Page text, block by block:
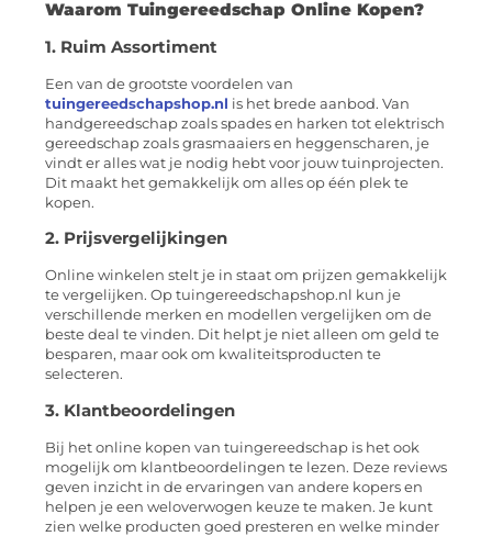
Waarom Tuingereedschap Online Kopen?
1. Ruim Assortiment
Een van de grootste voordelen van
tuingereedschapshop.nl is het brede aanbod. Van
handgereedschap zoals spades en harken tot elektrisch
gereedschap zoals grasmaaiers en heggenscharen, je
vindt er alles wat je nodig hebt voor jouw tuinprojecten.
Dit maakt het gemakkelijk om alles op één plek te
kopen.
2. Prijsvergelijkingen
Online winkelen stelt je in staat om prijzen gemakkelijk
te vergelijken. Op tuingereedschapshop.nl kun je
verschillende merken en modellen vergelijken om de
beste deal te vinden. Dit helpt je niet alleen om geld te
besparen, maar ook om kwaliteitsproducten te
selecteren.
3. Klantbeoordelingen
Bij het online kopen van tuingereedschap is het ook
mogelijk om klantbeoordelingen te lezen. Deze reviews
geven inzicht in de ervaringen van andere kopers en
helpen je een weloverwogen keuze te maken. Je kunt
zien welke producten goed presteren en welke minder